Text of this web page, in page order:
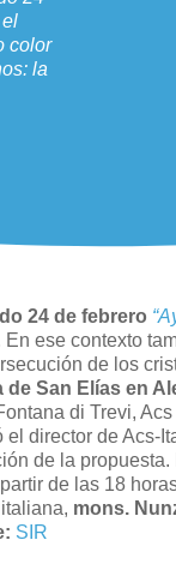
el
color
la
24 de febrero
En ese contexto
de los
San Elías en
di Trevi,
el director de Acs-
de la propuesta.
de las 18
mons.
SIR